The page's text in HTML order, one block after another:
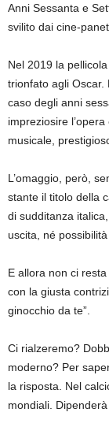
Anni Sessanta e
svilito dai cine-
Nel 2019 la
trionfato agli Oscar.
caso degli anni
impreziosire l’opera
musicale,
L’omaggio, però,
stante il titolo della
di sudditanza italica
uscita , né
E allora non ci
con la giusta
ginocchio da te”.
Ci rialzeremo?
moderno? Per
la risposta. Nel
mondiali.